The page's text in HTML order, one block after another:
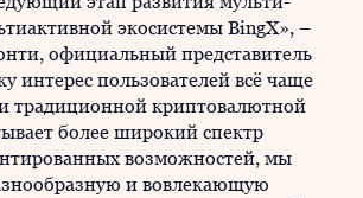
экосистемы BingX», –
официальный представитель
интерес пользователей всё чаще
традиционной криптовалютной
более широкий спектр
возможностей, мы
и вовлекающую